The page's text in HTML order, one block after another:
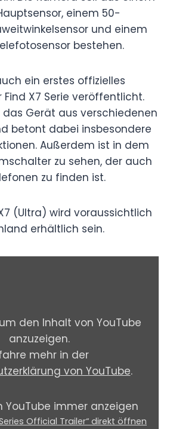
einem 50-
und einem
bestehen.
ein erstes offizielles
Find X7 Serie veröffentlicht.
das Gerät aus verschiedenen
betont dabei insbesondere
Außerdem ist in dem
zu sehen, der auch
zu finden ist.
(Ultra) wird voraussichtlich
erhältlich sein.
O
F
n
X
den Inhalt von YouTube
anzuzeigen.
mehr in der
von YouTube.
YouTube immer anzeigen
Series Official Trailer“ direkt öffnen